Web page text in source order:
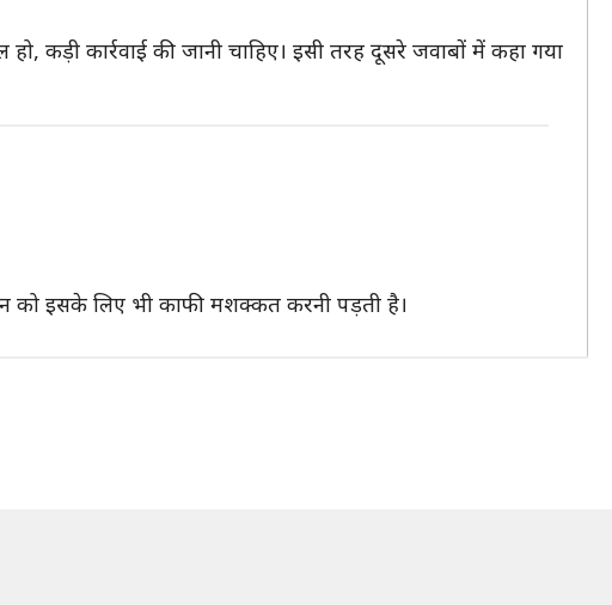
कड़ी कार्रवाई की जानी चाहिए। इसी तरह दूसरे जवाबों में कहा गया
को इसके लिए भी काफी मशक्कत करनी पड़ती है।